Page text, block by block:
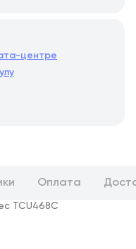
центре
Оплата
TCU468C